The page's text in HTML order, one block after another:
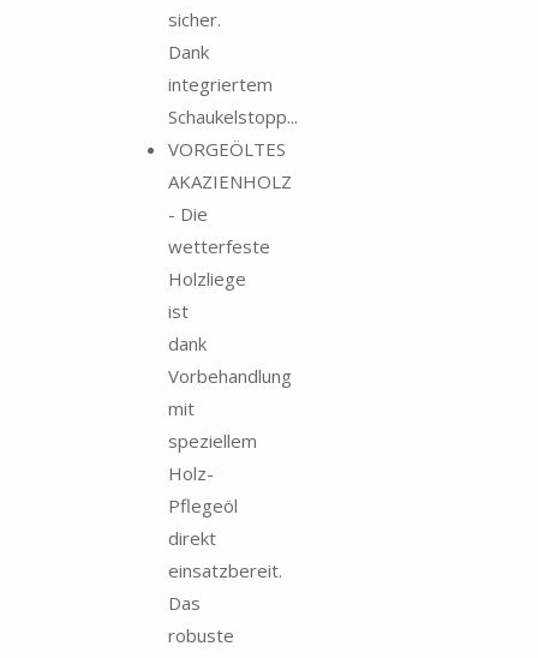
sicher.
Dank
integriertem
Schaukelstopp...
VORGEÖLTES
AKAZIENHOLZ
- Die
wetterfeste
Holzliege
ist
dank
Vorbehandlung
mit
speziellem
Holz-
Pflegeöl
direkt
einsatzbereit.
Das
robuste